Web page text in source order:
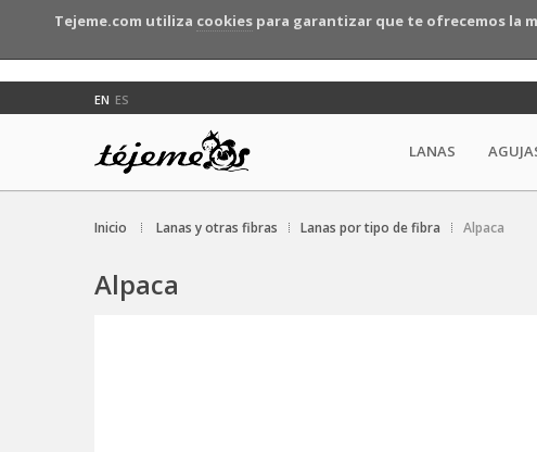
Tejeme.com utiliza cookies para garantizar que te ofrecemos la
EN ES
LANAS
Inicio Lanas y otras fibras Lanas por tipo de fibra Alpaca
Alpaca